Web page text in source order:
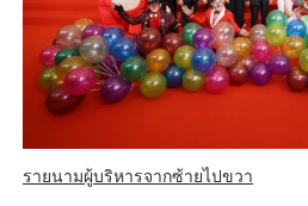
รายนามผู้บริหารจากซ้ายไปขวา